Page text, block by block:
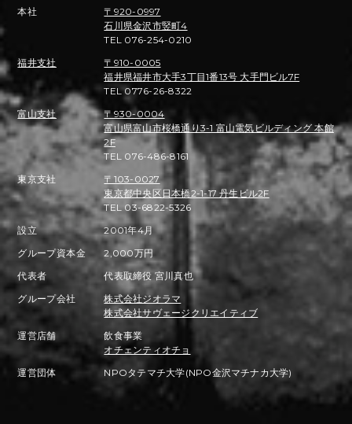
本社
〒920-0997
石川県金沢市竪町4
TEL 076-254-0210
福井支社
〒910-0005
福井県福井市大手3丁目1番13号 大手門ビル7F
TEL 0776-26-8322
富山支社
〒930-0004
富山県富山市桜橋通り3-1 富山電気ビルディング 本館
2F
TEL 076-486-8161
東京支社
〒103-0027
東京都中央区日本橋2-1-17 丹生ビル2F
TEL 03-6822-5326
設立
2001年4月
グループ資本金
2,000万円
代表者
代表取締役 宮川真也
グループ会社
株式会社ジオラマ
株式会社サヴェージクリエイティブ
運営店舗
飲食事業
オチェンティオチョ
運営団体
NPOタテマチ大学(NPO金沢マチナカ大学)